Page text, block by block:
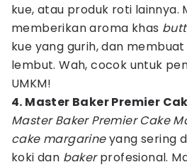
kue, atau produk roti lainnya.
memberikan aroma khas
kue yang gurih, dan
lembut. Wah, cocok untuk
UMKM!
4. Master Baker Premier
Master Baker Premier Cake
cake margarineyang sering
koki dan bakerprofesional.